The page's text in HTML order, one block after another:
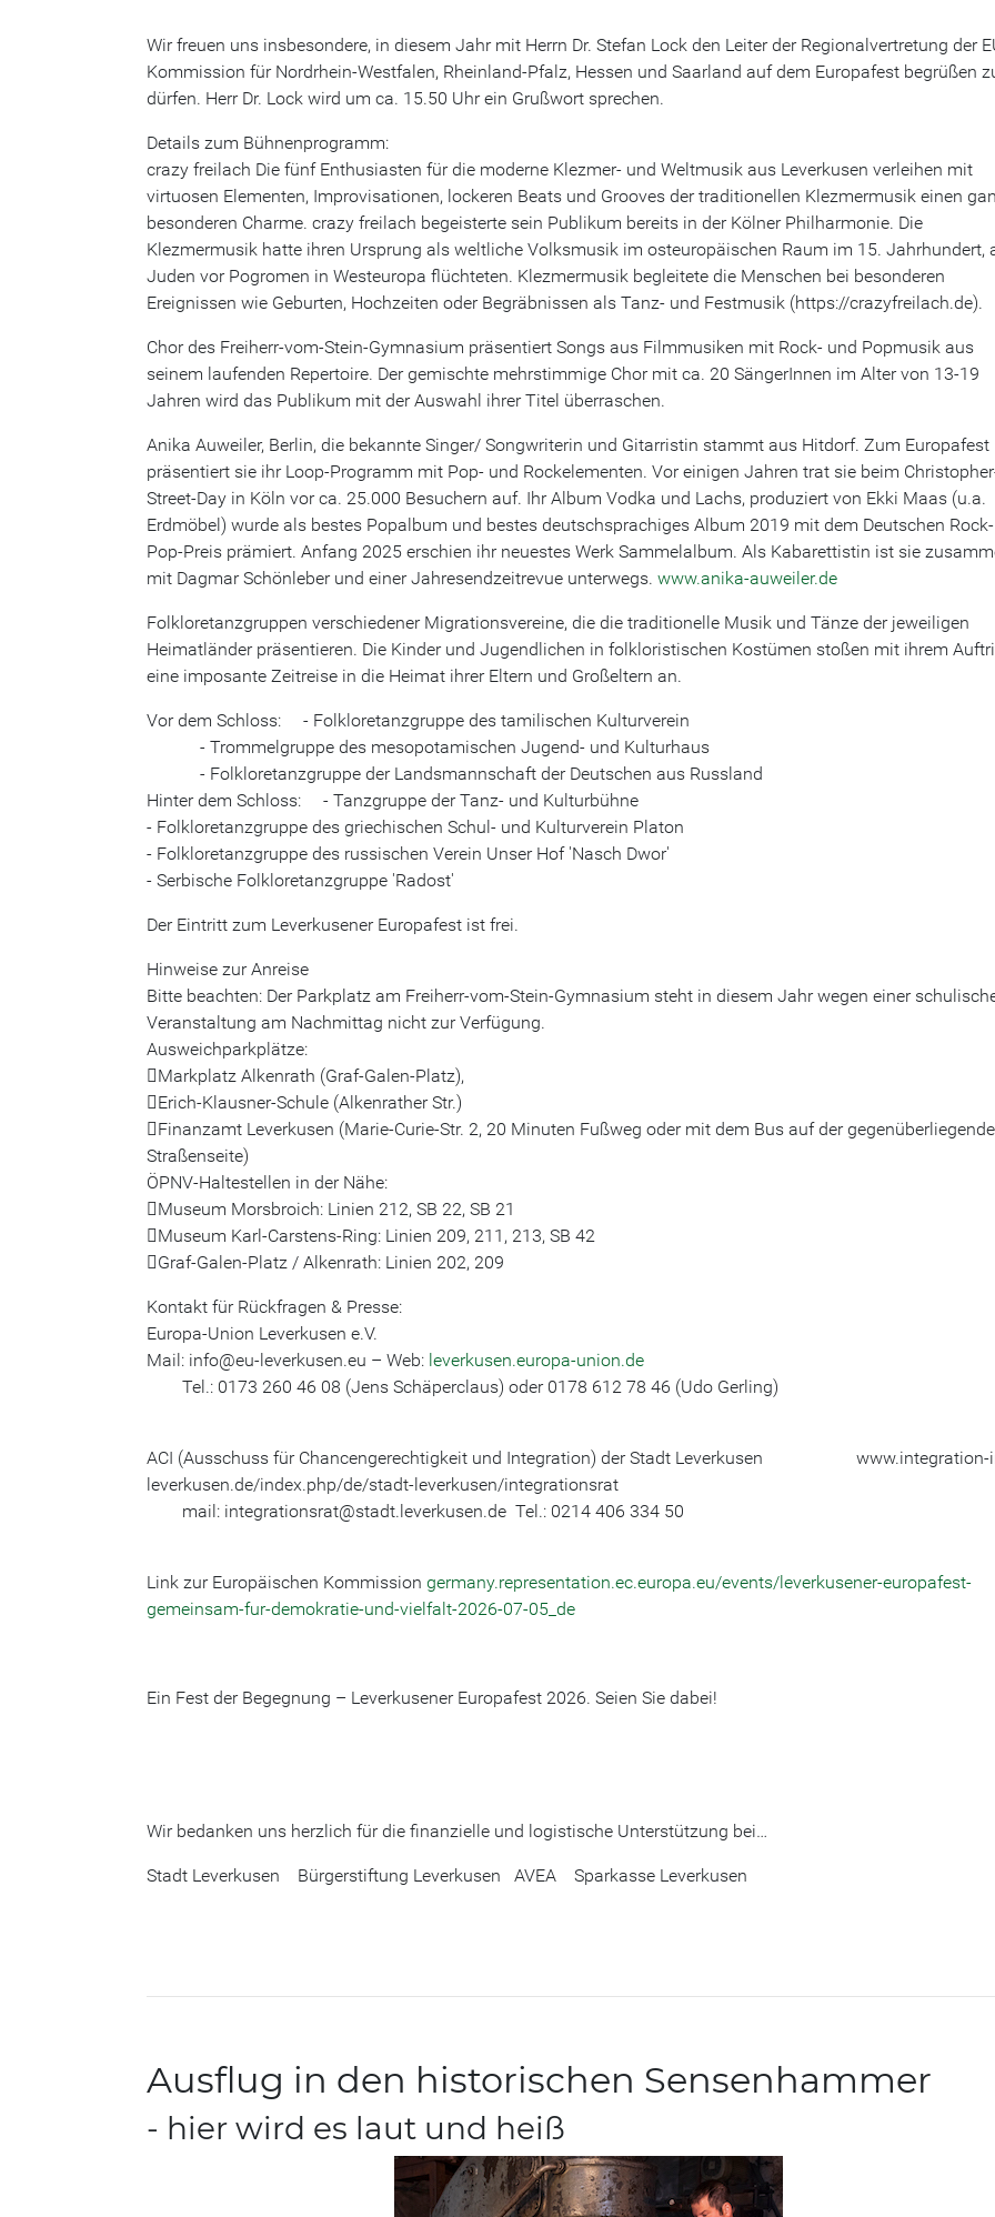
Wir freuen uns insbesondere, in diesem Jahr mit Herrn Dr. Stefan Lock den Leiter der Regionalvertretung der
Kommission für Nordrhein-Westfalen, Rheinland-Pfalz, Hessen und Saarland auf dem Europafest begrüßen
dürfen. Herr Dr. Lock wird um ca. 15.50 Uhr ein Grußwort sprechen.
Details zum Bühnenprogramm:
crazy freilach Die fünf Enthusiasten für die moderne Klezmer- und Weltmusik aus Leverkusen verleihen mit
virtuosen Elementen, Improvisationen, lockeren Beats und Grooves der traditionellen Klezmermusik einen
besonderen Charme. crazy freilach begeisterte sein Publikum bereits in der Kölner Philharmonie. Die
Klezmermusik hatte ihren Ursprung als weltliche Volksmusik im osteuropäischen Raum im 15. Jahrhundert,
Juden vor Pogromen in Westeuropa flüchteten. Klezmermusik begleitete die Menschen bei besonderen
Ereignissen wie Geburten, Hochzeiten oder Begräbnissen als Tanz- und Festmusik (https://crazyfreilach.de).
Chor des Freiherr-vom-Stein-Gymnasium präsentiert Songs aus Filmmusiken mit Rock- und Popmusik aus
seinem laufenden Repertoire. Der gemischte mehrstimmige Chor mit ca. 20 SängerInnen im Alter von 13-19
Jahren wird das Publikum mit der Auswahl ihrer Titel überraschen.
Anika Auweiler, Berlin, die bekannte Singer/ Songwriterin und Gitarristin stammt aus Hitdorf. Zum Europafest
präsentiert sie ihr Loop-Programm mit Pop- und Rockelementen. Vor einigen Jahren trat sie beim
Street-Day in Köln vor ca. 25.000 Besuchern auf. Ihr Album Vodka und Lachs, produziert von Ekki Maas (u.a.
Erdmöbel) wurde als bestes Popalbum und bestes deutschsprachiges Album 2019 mit dem Deutschen
Pop-Preis prämiert. Anfang 2025 erschien ihr neuestes Werk Sammelalbum. Als Kabarettistin ist sie
mit Dagmar Schönleber und einer Jahresendzeitrevue unterwegs. www.anika-auweiler.de
Folkloretanzgruppen verschiedener Migrationsvereine, die die traditionelle Musik und Tänze der jeweiligen
Heimatländer präsentieren. Die Kinder und Jugendlichen in folkloristischen Kostümen stoßen mit ihrem
eine imposante Zeitreise in die Heimat ihrer Eltern und Großeltern an.
Vor dem Schloss: - Folkloretanzgruppe des tamilischen Kulturverein
- Trommelgruppe des mesopotamischen Jugend- und Kulturhaus
- Folkloretanzgruppe der Landsmannschaft der Deutschen aus Russland
Hinter dem Schloss: - Tanzgruppe der Tanz- und Kulturbühne
- Folkloretanzgruppe des griechischen Schul- und Kulturverein Platon
- Folkloretanzgruppe des russischen Verein Unser Hof 'Nasch Dwor'
- Serbische Folkloretanzgruppe 'Radost'
Der Eintritt zum Leverkusener Europafest ist frei.
Hinweise zur Anreise
Bitte beachten: Der Parkplatz am Freiherr-vom-Stein-Gymnasium steht in diesem Jahr wegen einer
Veranstaltung am Nachmittag nicht zur Verfügung.
Ausweichparkplätze:
Markplatz Alkenrath (Graf-Galen-Platz),
Erich-Klausner-Schule (Alkenrather Str.)
Finanzamt Leverkusen (Marie-Curie-Str. 2, 20 Minuten Fußweg oder mit dem Bus auf der
Straßenseite)
ÖPNV-Haltestellen in der Nähe:
Museum Morsbroich: Linien 212, SB 22, SB 21
Museum Karl-Carstens-Ring: Linien 209, 211, 213, SB 42
Graf-Galen-Platz / Alkenrath: Linien 202, 209
Kontakt für Rückfragen & Presse:
Europa-Union Leverkusen e.V.
Mail: info@eu-leverkusen.eu – Web: leverkusen.europa-union.de
Tel.: 0173 260 46 08 (Jens Schäperclaus) oder 0178 612 78 46 (Udo Gerling)
ACI (Ausschuss für Chancengerechtigkeit und Integration) der Stadt Leverkusen www.integration-
leverkusen.de/index.php/de/stadt-leverkusen/integrationsrat
mail: integrationsrat@stadt.leverkusen.de Tel.: 0214 406 334 50
Link zur Europäischen Kommission germany.representation.ec.europa.eu/events/leverkusener-europafest-
gemeinsam-fur-demokratie-und-vielfalt-2026-07-05_de
Ein Fest der Begegnung – Leverkusener Europafest 2026. Seien Sie dabei!
Wir bedanken uns herzlich für die finanzielle und logistische Unterstützung bei…
Stadt Leverkusen Bürgerstiftung Leverkusen AVEA Sparkasse Leverkusen
Ausflug in den historischen Sensenhammer
- hier wird es laut und heiß